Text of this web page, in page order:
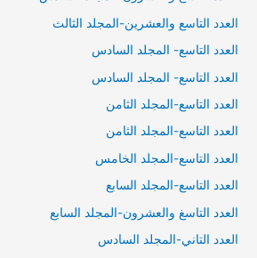
العدد التاسع والعشرين-المجلد الثالث
العدد التاسع- المجلد السادس
العدد التاسع- المجلد السادس
العدد التاسع-المجلد الثامن
العدد التاسع-المجلد الثامن
العدد التاسع-المجلد الخامس
العدد التاسع-المجلد السابع
العدد التاسغ والعشرون-المجلد السابع
العدد التاني-المجلد السادس